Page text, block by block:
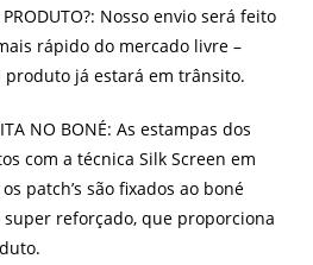
Nosso envio será feito
rápido do mercado livre –
já estará em trânsito.
NO BONÉ: As estampas dos
com a técnica Silk Screen em
patch’s são fixados ao boné
reforçado, que proporciona